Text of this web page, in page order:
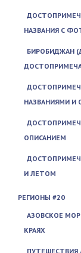
НАЗВАНИЯ С
БИРОБИДЖАН
НАЗВАНИЯМИ И
ОПИСАНИЕМ
И ЛЕТОМ
РЕГИОНЫ #20
АЗОВСКОЕ
КРАЯХ
ПУТЕШЕСТВИЯ